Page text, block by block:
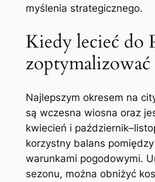
myślenia strategicznego.
Kiedy lecieć do
Najlepszym okresem na
są wczesna wiosna oraz
kwiecień i
korzystny balans
warunkami pogodowymi.
sezonu, można obniżyć